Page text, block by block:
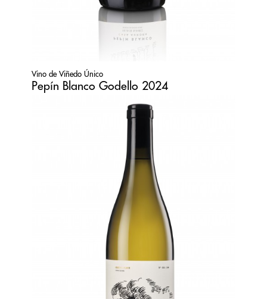
Vino de Viñedo Único
Pepín Blanco Godello 2024